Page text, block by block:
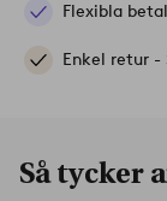
Flexibla
Enkel retur -
Så tycker